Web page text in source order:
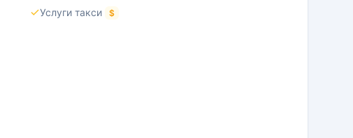
Услуги такси $